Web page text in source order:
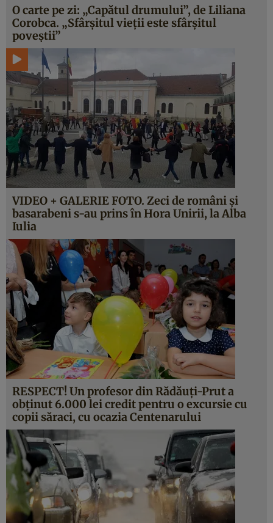
O carte pe zi: „Capătul drumului”, de Liliana
Corobca. „Sfârşitul vieţii este sfârşitul
poveştii”
VIDEO + GALERIE FOTO. Zeci de români şi
basarabeni s-au prins în Hora Unirii, la Alba
Iulia
RESPECT! Un profesor din Rădăuţi-Prut a
obţinut 6.000 lei credit pentru o excursie cu
copii săraci, cu ocazia Centenarului